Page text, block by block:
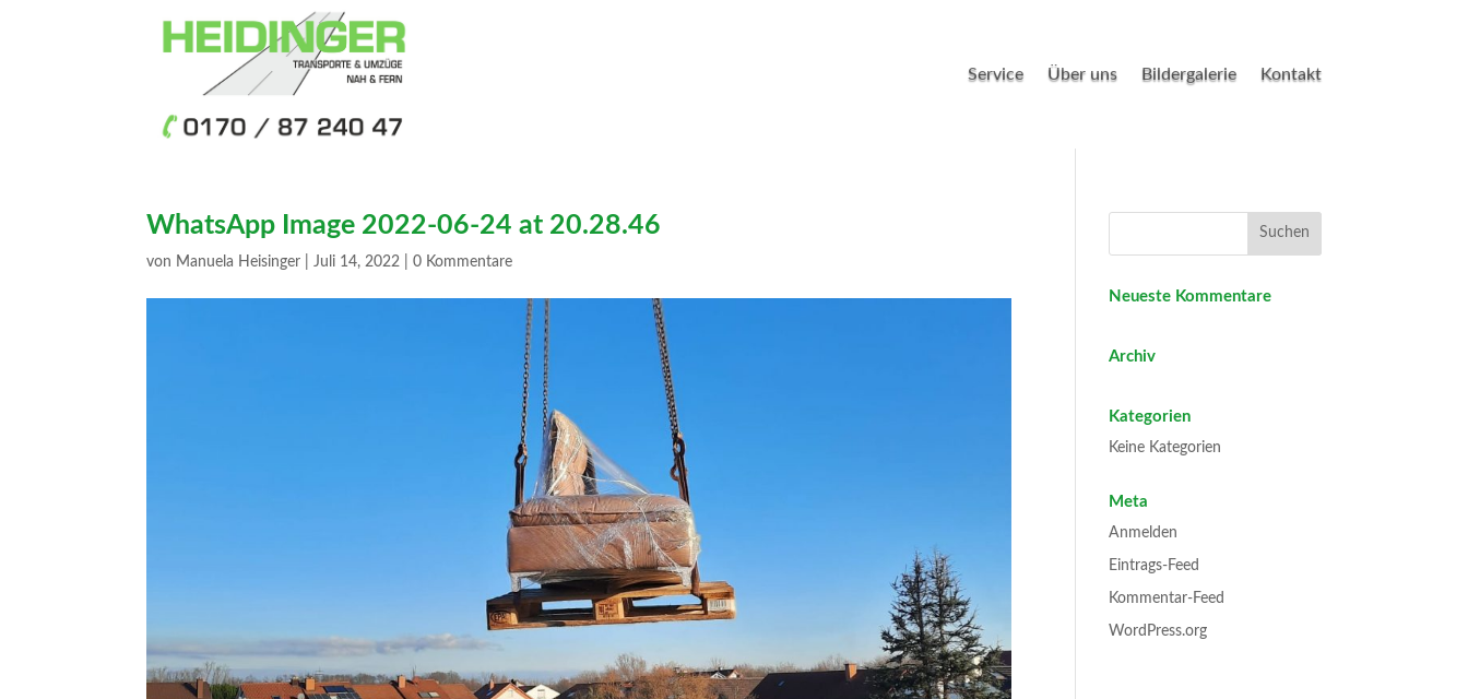
Service Über uns Bildergalerie Kontakt
WhatsApp Image 2022-06-24 at 20.28.46
von Manuela Heisinger Juli 14, 2022 |0 Kommentare
Neueste Kommentare
Archiv
Kategorien
Keine Kategorien
Meta
Anmelden
Eintrags-Feed
Kommentar-Feed
WordPress.org